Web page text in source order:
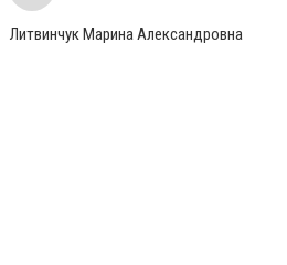
Литвинчук Марина Александровна